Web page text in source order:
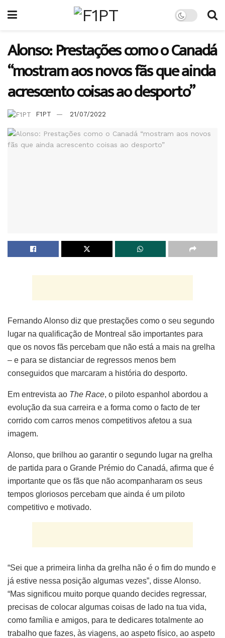
Alonso: Prestações como o Canadá
“mostram aos novos fãs que ainda
acrescento coisas ao desporto”
F1PT 21/07/2022
Fernando Alonso diz que prestações como o seu segundo
lugar na qualificação de Montreal são importantes para
que os novos fãs percebam que não está a mais na grelha
– e para se distanciar de regressos menos bem
conseguidos que marcaram a história do desporto.
Em entrevista ao The Race, o piloto espanhol abordou a
evolução da sua carreira e a forma como o facto de ter
corrido com carros menos competitivos afetou a sua
imagem.
Alonso, que brilhou ao garantir o segundo lugar na grelha
de partida para o Grande Prémio do Canadá, afirma que é
importante que os fãs que não acompanharam os seus
tempos gloriosos percebam que ainda é um piloto
competitivo e motivado.
“Sei que a primeira linha da grelha não é o fim do mundo e
já estive nessa posição algumas vezes”, disse Alonso.
“Mas significou muito porque quando decides regressar,
precisas de colocar algumas coisas de lado na tua vida,
como família e amigos, para te dedicares totalmente ao
trabalho que fazes, às viagens, ao aspeto físico, ao aspeto